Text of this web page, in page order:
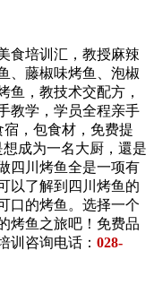
食培训汇，教授麻辣
、藤椒味烤鱼、泡椒
鱼，教技术交配方，
教学，学员全程亲手
，包食材，免费提
成为一名大厨，還是
四川烤鱼全是一项有
以了解到四川烤鱼的
口的烤鱼。选择一个
烤鱼之旅吧！免费品
训咨询电话： 028-